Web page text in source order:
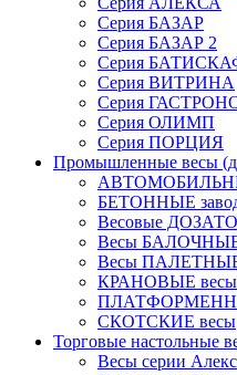
Серия БАЗАР
Серия БАЗАР 2
Серия
Серия ВИТРИНА
Серия
Серия ОЛИМП
Серия ПОРЦИЯ
Промышленные весы
БЕТОННЫЕ
Весовые
Весы
Весы
КРАНОВЫЕ весы
СКОТСКИЕ весы
Торговые настольные
Весы серии